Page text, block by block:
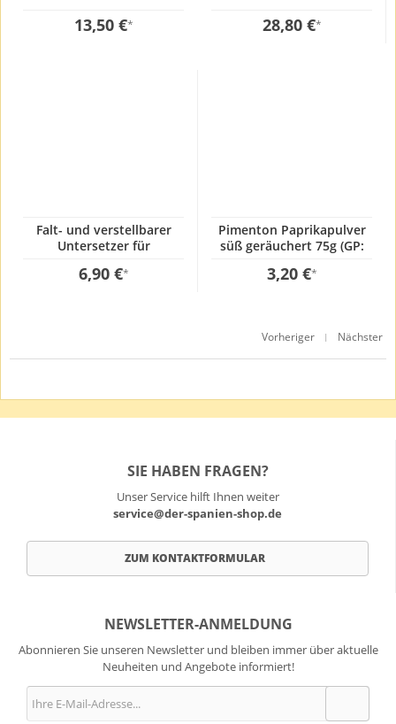
13,50 €* 28,80 €*
Falt- und verstellbarer
Untersetzer für
Pfannen
6,90 €*
Pimenton Paprikapulver
süß geräuchert 75g (GP:
3,20 €*
Vorheriger | Nächster
SIE HABEN FRAGEN?
Unser Service hilft Ihnen weiter
service@der-spanien-shop.de
ZUM KONTAKTFORMULAR
NEWSLETTER-ANMELDUNG
Abonnieren Sie unseren Newsletter und bleiben immer über aktuelle
Neuheiten und Angebote informiert!